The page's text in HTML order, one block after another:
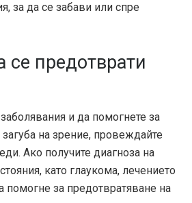
за да се забави или спре
предотврати
и да помогнете за
на зрение, провеждайте
Ако получите диагноза на
като глаукома, лечението
помогне за предотвратяване на